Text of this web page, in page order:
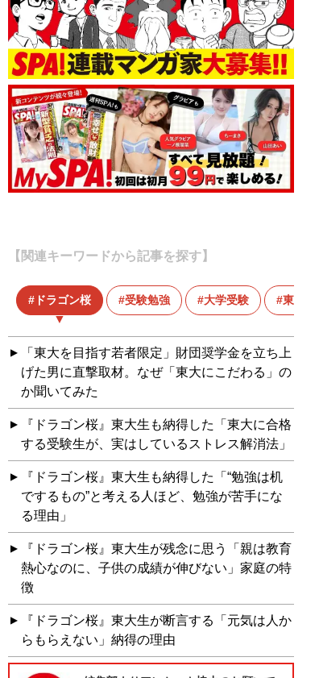
【関連キーワードから記事を探す】
ドラゴン桜 受験勉強 大学受験 東大
「東大を目指す若者限定」財団奨学金を立ち上
げた男に直撃取材。なぜ「東大にこだわる」の
か聞いてみた
『ドラゴン桜』東大生も納得した「東大に合格
する受験生が、実はしているストレス解消法」
『ドラゴン桜』東大生も納得した「“勉強は机
でするもの”と考える人ほど、勉強が苦手にな
る理由」
『ドラゴン桜』東大生が残念に思う「親は教育
熱心なのに、子供の成績が伸びない」家庭の特
徴
『ドラゴン桜』東大生が断言する「元気は人か
らもらえない」納得の理由